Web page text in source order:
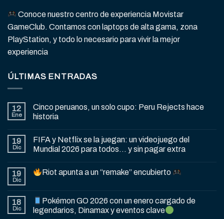
Conoce nuestro centro de experiencia Movistar
GameClub. Contamos con laptops de alta gama, zona
PlayStation, y todo lo necesario para vivir la mejor
experiencia
ÚLTIMAS ENTRADAS
12
Ene
Cinco peruanos, un solo cupo: Peru Rejects hace
historia
19
Dic
FIFA y Netflix se la juegan: un videojuego del
Mundial 2026 para todos… y sin pagar extra
19
Dic
Riot apunta a un “remake” encubierto
18
Dic
Pokémon GO 2026 con un enero cargado de
legendarios, Dinamax y eventos clave